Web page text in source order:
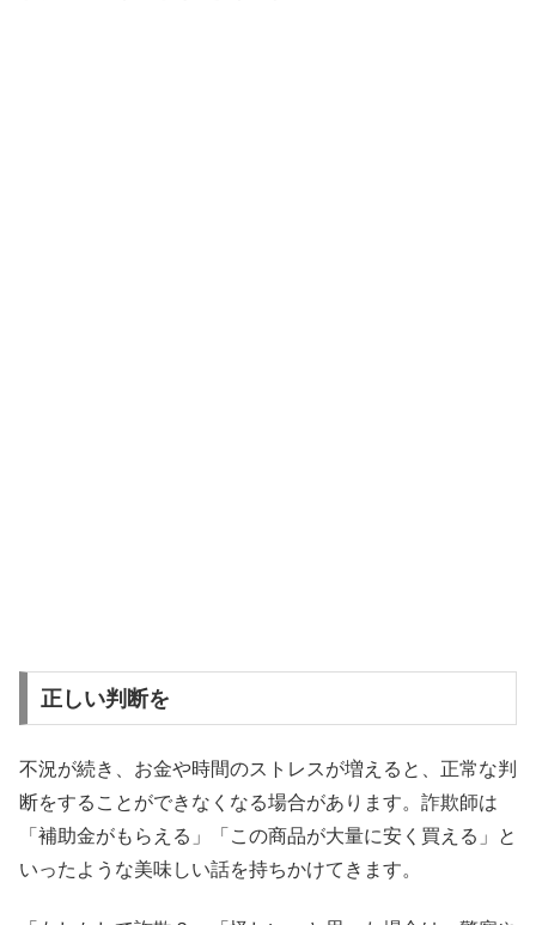
正しい判断を
不況が続き、お金や時間のストレスが増えると、正常な判
断をすることができなくなる場合があります。詐欺師は
「補助金がもらえる」「この商品が大量に安く買える」と
いったような美味しい話を持ちかけてきます。